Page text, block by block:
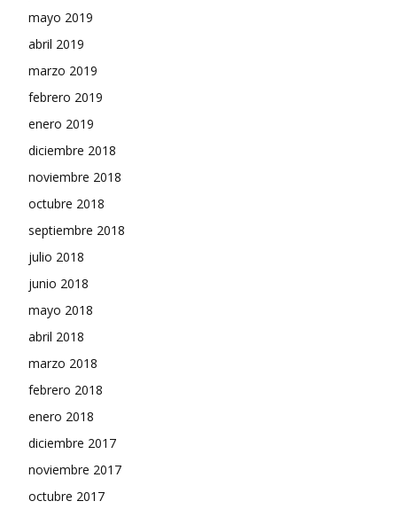
mayo 2019
abril 2019
marzo 2019
febrero 2019
enero 2019
diciembre 2018
noviembre 2018
octubre 2018
septiembre 2018
julio 2018
junio 2018
mayo 2018
abril 2018
marzo 2018
febrero 2018
enero 2018
diciembre 2017
noviembre 2017
octubre 2017